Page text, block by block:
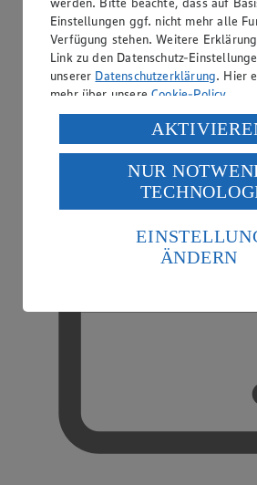
Einstellungen ggf. nicht mehr alle
Verfügung stehen. Weitere
Link zu den Datenschutz-
unserer Datenschutzerklärung. Hier
mehr über unsereCookie-Policy.
Verarbeitung deiner
USA durch Facebook und YouTube:
Wenn du auf „Aktivieren“ klickst,
des Art. 49 Abs. 1 Satz 1 lit. a)
Daten in den USA verarbeitet
die USA als Land mit einem nach
Standards nicht angemessenen
Es besteht das Risiko eines Zugriffs
Informationen zum Herausgeber
NUR
ÄNDERN